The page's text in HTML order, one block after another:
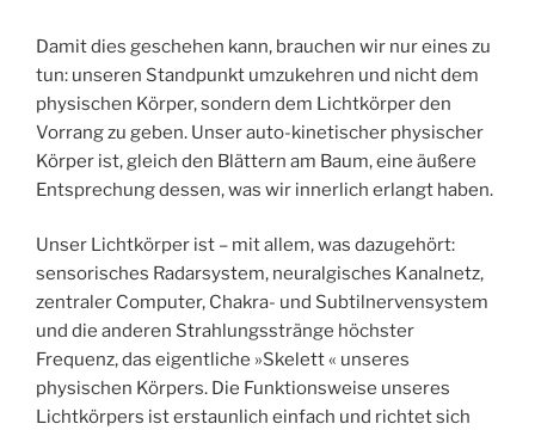
Damit dies geschehen kann, brauchen wir nur eines zu
tun: unseren Standpunkt umzukehren und nicht dem
physischen Körper, sondern dem Lichtkörper den
Vorrang zu geben. Unser auto-kinetischer physischer
Körper ist, gleich den Blättern am Baum, eine äußere
Entsprechung dessen, was wir innerlich erlangt haben.
Unser Lichtkörper ist – mit allem, was dazugehört:
sensorisches Radarsystem, neuralgisches Kanalnetz,
zentraler Computer, Chakra- und Subtilnervensystem
und die anderen Strahlungsstränge höchster
Frequenz, das eigentliche »Skelett « unseres
physischen Körpers. Die Funktionsweise unseres
Lichtkörpers ist erstaunlich einfach und richtet sich